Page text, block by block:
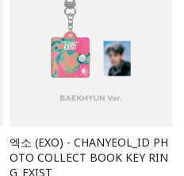
엑소 (EXO) - CHANYEOL_ID PH
OTO COLLECT BOOK KEY RIN
G_EXIST